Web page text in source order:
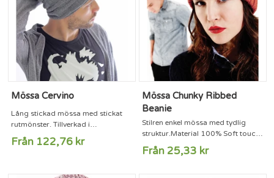
Mössa Cervino
Lång stickad mössa med stickat
rutmönster. Tillverkad i
Italien.Material 75% akryl, 15% ull,
10% viskosStorlek One-size
Från 122,76 kr
Mössa Chunky Ribbed
Beanie
Stilren enkel mössa med tydlig
struktur.Material 100% Soft touch
AcrylStorlekar One-size
Från 25,33 kr